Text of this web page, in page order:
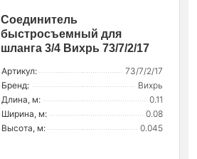
Соединитель
быстросъемный для
шланга 3/4 Вихрь 73/7/2/17
Артикул:
73/7/2/17
Бренд:
Вихрь
Длина, м:
0.11
Ширина, м:
0.08
Высота, м:
0.045